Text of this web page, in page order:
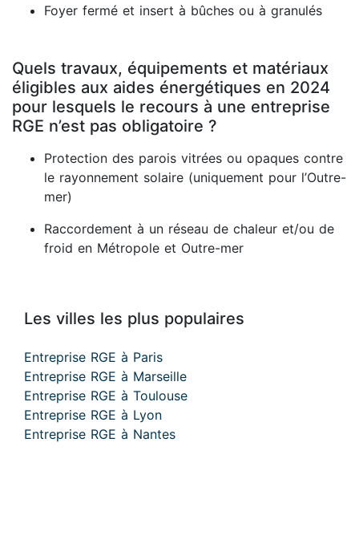
Foyer fermé et insert à bûches ou à granulés
Quels travaux, équipements et matériaux
éligibles aux aides énergétiques en 2024
pour lesquels le recours à une entreprise
RGE n’est pas obligatoire ?
Protection des parois vitrées ou opaques contre
le rayonnement solaire (uniquement pour l’Outre-
mer)
Raccordement à un réseau de chaleur et/ou de
froid en Métropole et Outre-mer
Les villes les plus populaires
Entreprise RGE à Paris
Entreprise RGE à Marseille
Entreprise RGE à Toulouse
Entreprise RGE à Lyon
Entreprise RGE à Nantes